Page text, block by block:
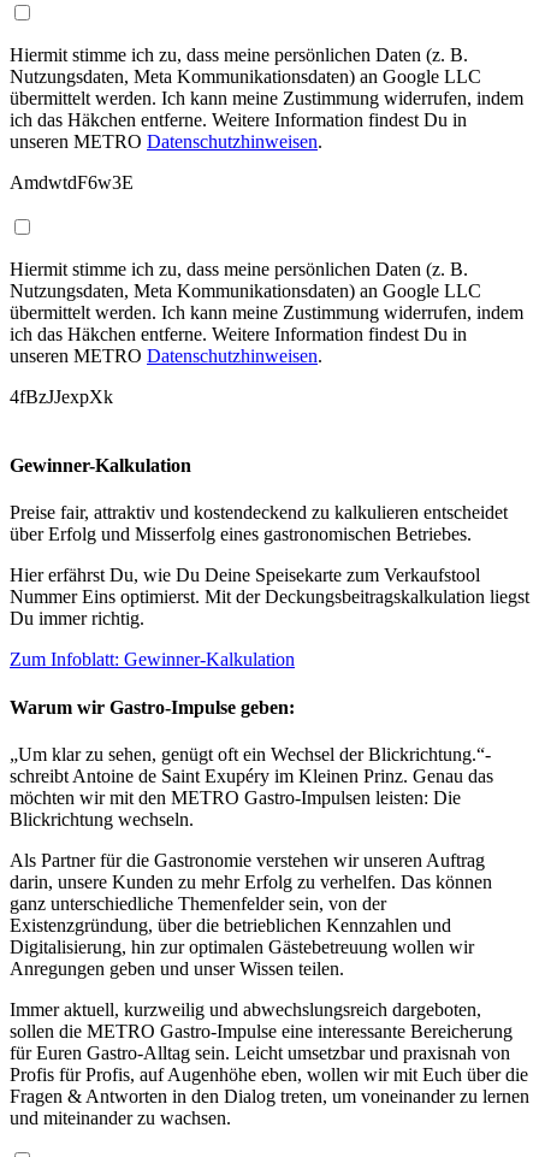
Hiermit stimme ich zu, dass meine persönlichen Daten (z. B.
Nutzungsdaten, Meta Kommunikationsdaten) an Google LLC
übermittelt werden. Ich kann meine Zustimmung widerrufen, indem
ich das Häkchen entferne. Weitere Information findest Du in
unseren METRO Datenschutzhinweisen.
AmdwtdF6w3E
Hiermit stimme ich zu, dass meine persönlichen Daten (z. B.
Nutzungsdaten, Meta Kommunikationsdaten) an Google LLC
übermittelt werden. Ich kann meine Zustimmung widerrufen, indem
ich das Häkchen entferne. Weitere Information findest Du in
unseren METRO Datenschutzhinweisen.
4fBzJJexpXk
Gewinner-Kalkulation
Preise fair, attraktiv und kostendeckend zu kalkulieren entscheidet
über Erfolg und Misserfolg eines gastronomischen Betriebes.
Hier erfährst Du, wie Du Deine Speisekarte zum Verkaufstool
Nummer Eins optimierst. Mit der Deckungsbeitragskalkulation liegst
Du immer richtig.
Zum Infoblatt: Gewinner-Kalkulation
Warum wir Gastro-Impulse geben:
„Um klar zu sehen, genügt oft ein Wechsel der Blickrichtung.“-
schreibt Antoine de Saint Exupéry im Kleinen Prinz. Genau das
möchten wir mit den METRO Gastro-Impulsen leisten: Die
Blickrichtung wechseln.
Als Partner für die Gastronomie verstehen wir unseren Auftrag
darin, unsere Kunden zu mehr Erfolg zu verhelfen. Das können
ganz unterschiedliche Themenfelder sein, von der
Existenzgründung, über die betrieblichen Kennzahlen und
Digitalisierung, hin zur optimalen Gästebetreuung wollen wir
Anregungen geben und unser Wissen teilen.
Immer aktuell, kurzweilig und abwechslungsreich dargeboten,
sollen die METRO Gastro-Impulse eine interessante Bereicherung
für Euren Gastro-Alltag sein. Leicht umsetzbar und praxisnah von
Profis für Profis, auf Augenhöhe eben, wollen wir mit Euch über die
Fragen & Antworten in den Dialog treten, um voneinander zu lernen
und miteinander zu wachsen.